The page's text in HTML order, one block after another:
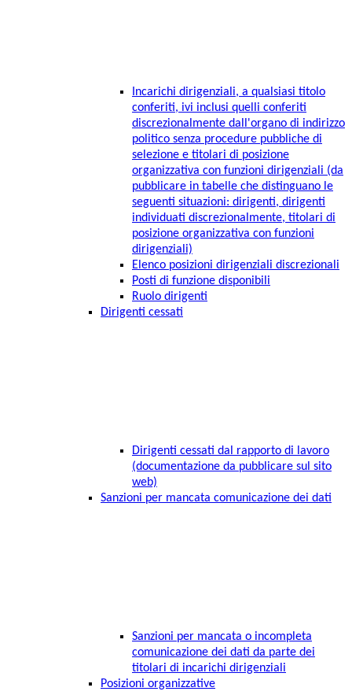
Incarichi dirigenziali, a qualsiasi titolo
conferiti, ivi inclusi quelli conferiti
discrezionalmente dall'organo di indirizzo
politico senza procedure pubbliche di
selezione e titolari di posizione
organizzativa con funzioni dirigenziali (da
pubblicare in tabelle che distinguano le
seguenti situazioni: dirigenti, dirigenti
individuati discrezionalmente, titolari di
posizione organizzativa con funzioni
dirigenziali)
Elenco posizioni dirigenziali discrezionali
Posti di funzione disponibili
Ruolo dirigenti
Dirigenti cessati
Dirigenti cessati dal rapporto di lavoro
(documentazione da pubblicare sul sito
web)
Sanzioni per mancata comunicazione dei dati
Sanzioni per mancata o incompleta
comunicazione dei dati da parte dei
titolari di incarichi dirigenziali
Posizioni organizzative